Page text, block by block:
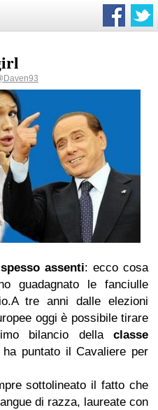
assenti: ecco cosa
guadagnato le fanciulle
tre anni dalle elezioni
oggi è possibile tirare
bilancio della classe
puntato il Cavaliere per
sottolineato il fatto che
di razza, laureate con